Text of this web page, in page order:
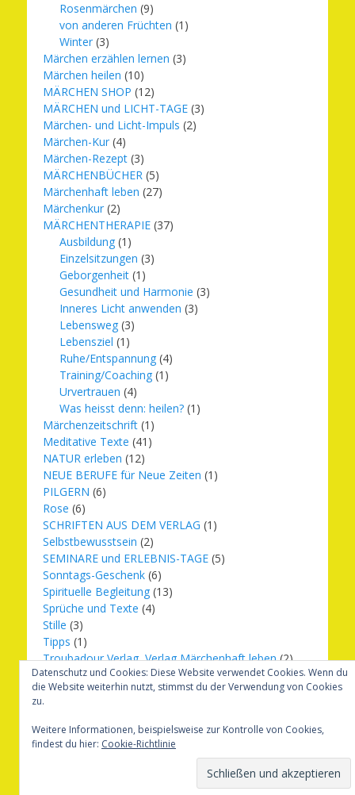
Rosenmärchen (9)
von anderen Früchten (1)
Winter (3)
Märchen erzählen lernen (3)
Märchen heilen (10)
MÄRCHEN SHOP (12)
MÄRCHEN und LICHT-TAGE (3)
Märchen- und Licht-Impuls (2)
Märchen-Kur (4)
Märchen-Rezept (3)
MÄRCHENBÜCHER (5)
Märchenhaft leben (27)
Märchenkur (2)
MÄRCHENTHERAPIE (37)
Ausbildung (1)
Einzelsitzungen (3)
Geborgenheit (1)
Gesundheit und Harmonie (3)
Inneres Licht anwenden (3)
Lebensweg (3)
Lebensziel (1)
Ruhe/Entspannung (4)
Training/Coaching (1)
Urvertrauen (4)
Was heisst denn: heilen? (1)
Märchenzeitschrift (1)
Meditative Texte (41)
NATUR erleben (12)
NEUE BERUFE für Neue Zeiten (1)
PILGERN (6)
Rose (6)
SCHRIFTEN AUS DEM VERLAG (1)
Selbstbewusstsein (2)
SEMINARE und ERLEBNIS-TAGE (5)
Sonntags-Geschenk (6)
Spirituelle Begleitung (13)
Sprüche und Texte (4)
Stille (3)
Tipps (1)
Troubadour Verlag, Verlag Märchenhaft leben(2)
Übungen (1)
Urbilder(20)
Verlag Märchenhaft leben
Weihnachten(16)
Datenschutz und Cookies: Diese Website verwendet Cookies. Wenn du
die Website weiterhin nutzt, stimmst du der Verwendung von Cookies
zu.
Weitere Informationen, beispielsweise zur Kontrolle von Cookies,
findest du hier: Cookie-Richtlinie
Märchenhaft und erfüllt leben. Alle